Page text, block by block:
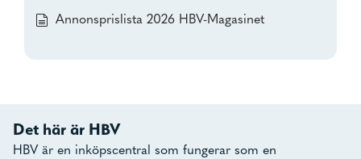
Annonsprislista 2026 HBV-Magasinet
Det här är HBV
HBV är en inköpscentral som fungerar som en